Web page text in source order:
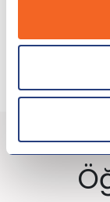
Avustralya
Almanya
En Popüler
Yazılım